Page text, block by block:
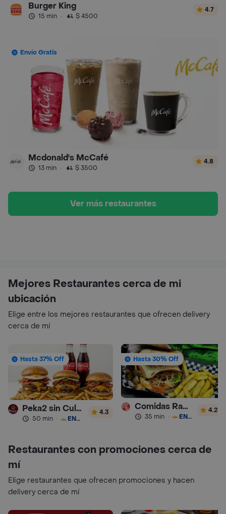
Burger King
15 min · $ 4500
4.7
Envío Gratis
Mcdonald's McCafé
13 min · $ 3500
4.8
Ver más restaurantes
Mejores Restaurantes cerca de mi
ubicación
Elige entre los mejores restaurantes que ofrecen delivery
cerca de mí
Hasta 37% Off
Peka2 sin Culpa Lourdes
50 min · ENVÍO GRATIS
4.3
Hasta 30% Off
Comidas Rapidas Las 3B
35 min · ENVÍO GRATIS
4.2
Restaurantes con promociones cerca de
mí
Elige restaurantes que ofrecen promociones y hacen
delivery cerca de mí